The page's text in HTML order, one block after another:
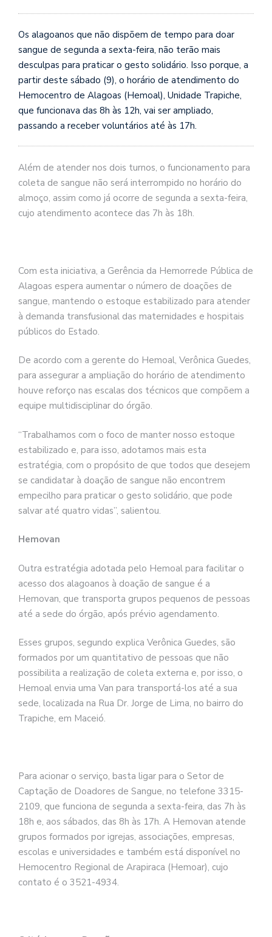
Os alagoanos que não dispõem de tempo para doar
sangue de segunda a sexta-feira, não terão mais
desculpas para praticar o gesto solidário. Isso porque, a
partir deste sábado (9), o horário de atendimento do
Hemocentro de Alagoas (Hemoal), Unidade Trapiche,
que funcionava das 8h às 12h, vai ser ampliado,
passando a receber voluntários até às 17h.
Além de atender nos dois turnos, o funcionamento para
coleta de sangue não será interrompido no horário do
almoço, assim como já ocorre de segunda a sexta-feira,
cujo atendimento acontece das 7h às 18h.
Com esta iniciativa, a Gerência da Hemorrede Pública de
Alagoas espera aumentar o número de doações de
sangue, mantendo o estoque estabilizado para atender
à demanda transfusional das maternidades e hospitais
públicos do Estado.
De acordo com a gerente do Hemoal, Verônica Guedes,
para assegurar a ampliação do horário de atendimento
houve reforço nas escalas dos técnicos que compõem a
equipe multidisciplinar do órgão.
“Trabalhamos com o foco de manter nosso estoque
estabilizado e, para isso, adotamos mais esta
estratégia, com o propósito de que todos que desejem
se candidatar à doação de sangue não encontrem
empecilho para praticar o gesto solidário, que pode
salvar até quatro vidas”, salientou.
Hemovan
Outra estratégia adotada pelo Hemoal para facilitar o
acesso dos alagoanos à doação de sangue é a
Hemovan, que transporta grupos pequenos de pessoas
até a sede do órgão, após prévio agendamento.
Esses grupos, segundo explica Verônica Guedes, são
formados por um quantitativo de pessoas que não
possibilita a realização de coleta externa e, por isso, o
Hemoal envia uma Van para transportá-los até a sua
sede, localizada na Rua Dr. Jorge de Lima, no bairro do
Trapiche, em Maceió.
Para acionar o serviço, basta ligar para o Setor de
Captação de Doadores de Sangue, no telefone 3315-
2109, que funciona de segunda a sexta-feira, das 7h às
18h e, aos sábados, das 8h às 17h. A Hemovan atende
grupos formados por igrejas, associações, empresas,
escolas e universidades e também está disponível no
Hemocentro Regional de Arapiraca (Hemoar), cujo
contato é o 3521-4934.